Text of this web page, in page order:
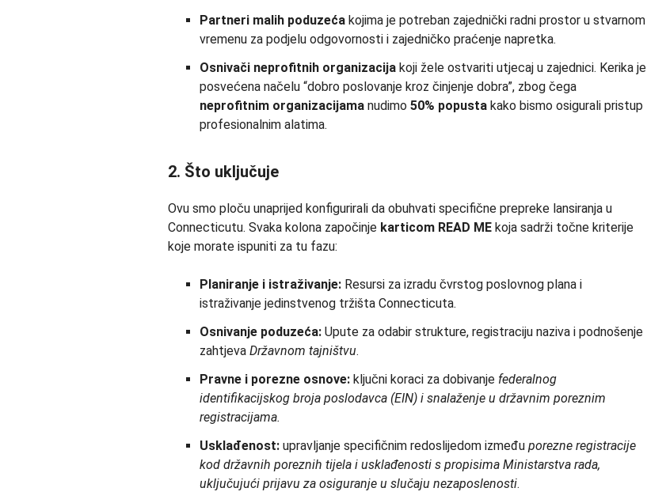
Partneri malih poduzeća kojima je potreban zajednički radni prostor u stvarnom
vremenu za podjelu odgovornosti i zajedničko praćenje napretka.
Osnivači neprofitnih organizacija koji žele ostvariti utjecaj u zajednici. Kerika je
posvećena načelu “dobro poslovanje kroz činjenje dobra”, zbog čega
neprofitnim organizacijama nudimo 50% popusta kako bismo osigurali pristup
profesionalnim alatima.
2. Što uključuje
Ovu smo ploču unaprijed konfigurirali da obuhvati specifične prepreke lansiranja u
Connecticutu. Svaka kolona započinje karticom READ ME koja sadrži točne kriterije
koje morate ispuniti za tu fazu:
Planiranje i istraživanje: Resursi za izradu čvrstog poslovnog plana i
istraživanje jedinstvenog tržišta Connecticuta.
Osnivanje poduzeća: Upute za odabir strukture, registraciju naziva i podnošenje
zahtjeva Državnom tajništvu.
Pravne i porezne osnove: ključni koraci za dobivanje federalnog
identifikacijskog broja poslodavca (EIN) i snalaženje u državnim poreznim
registracijama.
Usklađenost: upravljanje specifičnim redoslijedom između porezne registracije
kod državnih poreznih tijela i usklađenosti s propisima Ministarstva rada,
uključujući prijavu za osiguranje u slučaju nezaposlenosti.